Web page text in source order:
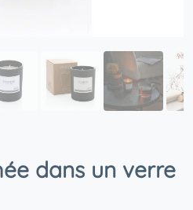
dans un verre